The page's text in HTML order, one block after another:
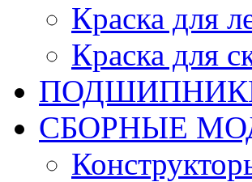
Краска для
Краска для
CБОРНЫЕ